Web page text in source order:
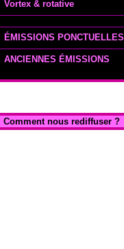
Vortex & rotative
ÉMISSIONS PONCTUELLES
ANCIENNES ÉMISSIONS
Comment nous rediffuser ?